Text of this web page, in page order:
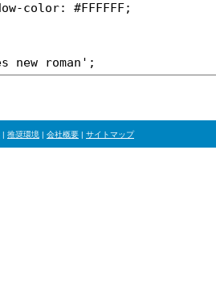
| 推奨環境 | 会社概要 | サイトマップ